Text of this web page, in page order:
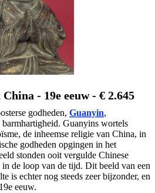
- 19e eeuw - € 2.645
godheden, Guanyin,
barmhartigheid. Guanyins wortels
de inheemse religie van China, in
godheden opgingen in het
stonden ooit vergulde Chinese
in de loop van de tijd. Dit beeld van een
is echter nog steeds zeer bijzonder, en
eeuw.